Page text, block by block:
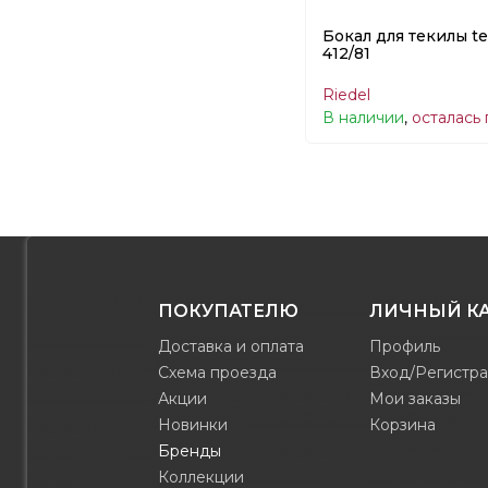
Бокал для текилы
412/81
Riedel
В наличии,
ПОКУПАТЕЛЮ
Доставка и оплата
Схема проезда
Акции
Новинки
Бренды
Коллекции
ЛИЧНЫЙ
Профиль
Вход/
Мои заказы
Корзина